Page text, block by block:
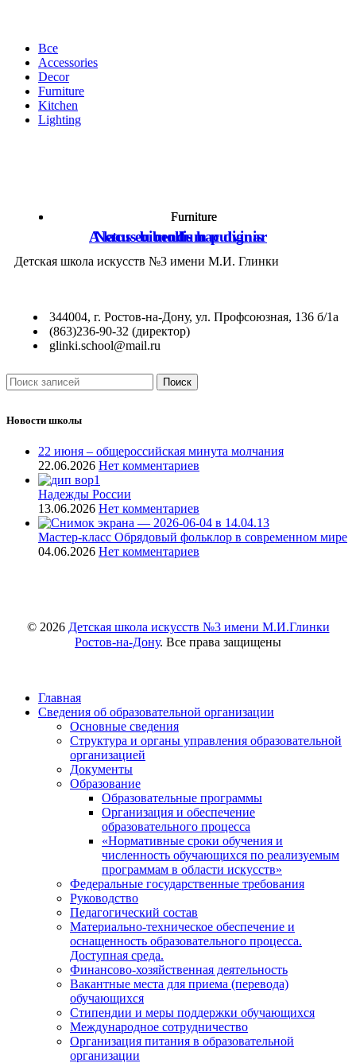
Все
Accessories
Decor
Furniture
Kitchen
Lighting
Furniture
Netus eu mollis hac dignis
Furniture
A lacus bibendum pulvinar
Детская школа искусств №3 имени М.И. Глинки
344004, г. Ростов-на-Дону, ул. Профсоюзная, 136 б/1а
(863)236-90-32 (директор)
glinki.school@mail.ru
Поиск
Новости школы
22 июня – общероссийская минута молчания
22.06.2026 Нет комментариев
Надежды России
13.06.2026 Нет комментариев
Мастер-класс Обрядовый фольклор в современном мире
04.06.2026 Нет комментариев
© 2026 Детская школа искусств №3 имени М.И.Глинки
Ростов-на-Дону. Все права защищены
Главная
Сведения об образовательной организации
Основные сведения
Структура и органы управления образовательной
организацией
Документы
Образование
Образовательные программы
Организация и обеспечение
образовательного процесса
«Нормативные сроки обучения и
численность обучающихся по реализуемым
программам в области искусств»
Федеральные государственные требования
Руководство
Педагогический состав
Материально-техническое обеспечение и
оснащенность образовательного процесса.
Доступная среда.
Финансово-хозяйственная деятельность
Вакантные места для приема (перевода)
обучающихся
Стипендии и меры поддержки обучающихся
Международное сотрудничество
Организация питания в образовательной
организации